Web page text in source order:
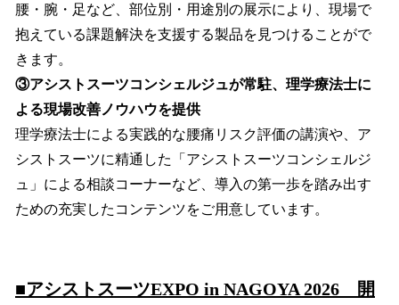
腰・腕・足など、部位別・用途別の展示により、現場で
抱えている課題解決を支援する製品を見つけることがで
きます。
③アシストスーツコンシェルジュが常駐、理学療法士に
よる現場改善ノウハウを提供
理学療法士による実践的な腰痛リスク評価の講演や、ア
シストスーツに精通した「アシストスーツコンシェルジ
ュ」による相談コーナーなど、導入の第一歩を踏み出す
ための充実したコンテンツをご用意しています。
■アシストスーツEXPO in NAGOYA 2026 開